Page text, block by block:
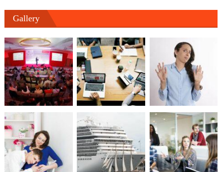
Gallery